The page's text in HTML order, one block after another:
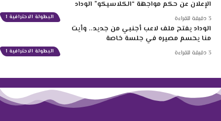
البطولة الاحترافية 1
الإعلان عن حكم مواجهة “الكلاسيكو” الوداد
البطولة الاحترافية 1
الوداد يفتح ملف لاعب أجنبي من جديد.. وأيت
منا يحسم مصيره في جلسة خاصة